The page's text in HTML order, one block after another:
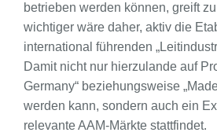
betrieben werden können, greift
wichtiger wäre daher, aktiv die
international führenden
Damit nicht nur hierzulande auf
Germany“ beziehungsweise
werden kann, sondern auch ein
relevante AAM-Märkte stattfindet.